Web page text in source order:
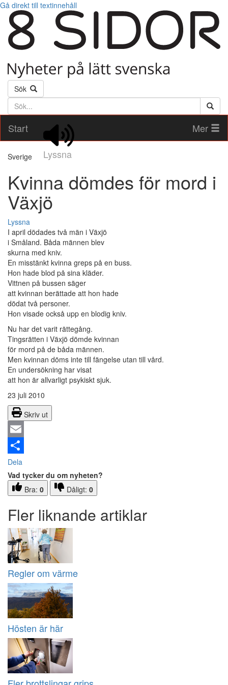
Gå direkt till textinnehåll
Sök
Söktext
Start
Lyssna
Mer
Sverige
Kvinna dömdes för mord i
Växjö
Lyssna
I april dödades två män i Växjö
i Småland. Båda männen blev
skurna med kniv.
En misstänkt kvinna greps på en buss.
Hon hade blod på sina kläder.
Vittnen på bussen säger
att kvinnan berättade att hon hade
dödat två personer.
Hon visade också upp en blodig kniv.
Nu har det varit rättegång.
Tingsrätten i Växjö dömde kvinnan
för mord på de båda männen.
Men kvinnan döms inte till fängelse utan till vård.
En undersökning har visat
att hon är allvarligt psykiskt sjuk.
23 juli 2010
Skriv ut
Email
Dela
Vad tycker du om nyheten?
Bra: 0 Dåligt: 0
Fler liknande artiklar
Regler om värme
Hösten är här